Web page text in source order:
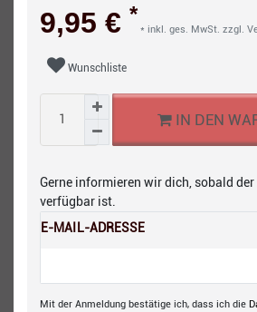
9,95 € *
* inkl. ges. MwSt. zzgl.
Wunschliste
IN DEN
Gerne informieren wir dich, sobald
verfügbar ist.
E-MAIL-ADRESSE
Mit der Anmeldung bestätige ich, dass ich die